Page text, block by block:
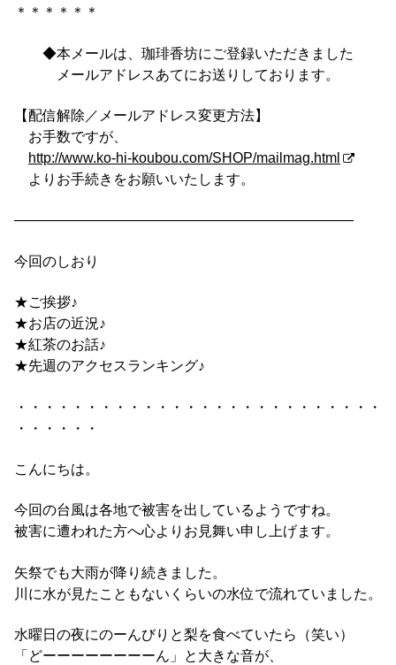
＊＊＊＊＊＊
◆本メールは、珈琲香坊にご登録いただきました
メールアドレスあてにお送りしております。
【配信解除／メールアドレス変更方法】
お手数ですが、
http://www.ko-hi-koubou.com/SHOP/mailmag.html
よりお手続きをお願いいたします。
————————————————————————
今回のしおり
★ご挨拶♪
★お店の近況♪
★紅茶のお話♪
★先週のアクセスランキング♪
・・・・・・・・・・・・・・・・・・・・・・・・・・
・・・・・・
こんにちは。
今回の台風は各地で被害を出しているようですね。
被害に遭われた方へ心よりお見舞い申し上げます。
矢祭でも大雨が降り続きました。
川に水が見たこともないくらいの水位で流れていました。
水曜日の夜にのーんびりと梨を食べていたら（笑い）
「どーーーーーーーーん」と大きな音が、